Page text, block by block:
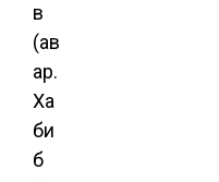
в
(ав
ар.
Хӏа
би
б